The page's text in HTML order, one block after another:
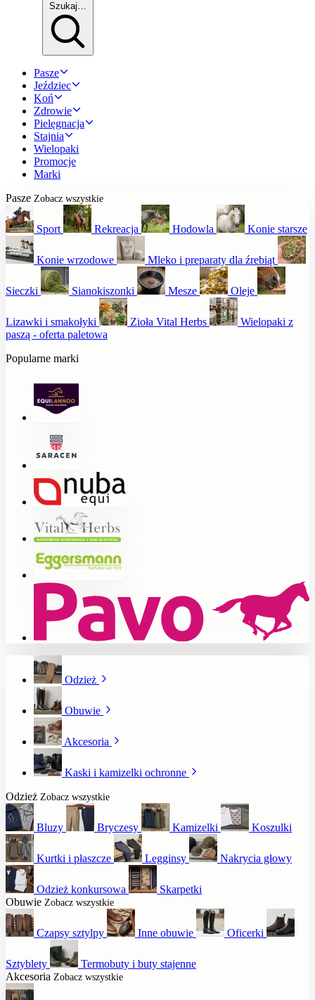
Szukaj…
Pasze
Jeździec
Koń
Zdrowie
Pielęgnacja
Stajnia
Wielopaki
Promocje
Marki
Pasze Zobacz wszystkie
Sport Rekreacja Hodowla Konie starsze
Konie wrzodowe Mleko i preparaty dla źrebiąt
Sieczki Sianokiszonki Mesze Oleje
Lizawki i smakołyki Zioła Vital Herbs
Wielopaki z
paszą - oferta paletowa
Popularne marki
Odzież
Obuwie
Akcesoria
Kaski i kamizelki ochronne
Odzież Zobacz wszystkie
Bluzy Bryczesy Kamizelki Koszulki
Kurtki i płaszcze Legginsy Nakrycia głowy
Odzież konkursowa
Skarpetki
Obuwie Zobacz wszystkie
Czapsy sztylpy Inne obuwie Oficerki
Sztyblety
Termobuty i buty stajenne
Akcesoria Zobacz wszystkie